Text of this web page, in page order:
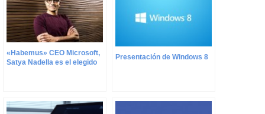
«Habemus» CEO Microsoft,
Satya Nadella es el elegido
Presentación de Windows 8